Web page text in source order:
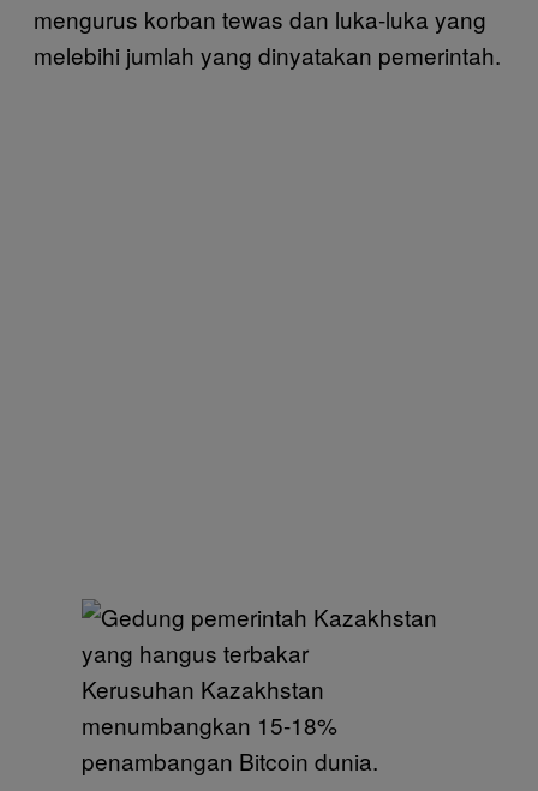
mengurus korban tewas dan luka-luka yang
melebihi jumlah yang dinyatakan pemerintah.
Kerusuhan Kazakhstan
menumbangkan 15-18%
penambangan Bitcoin dunia.